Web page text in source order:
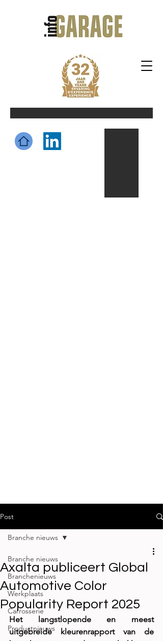
Post
Branche nieuws
Branchenieuws
Werkplaats
Carrosserie
Productnieuws
Branche nieuws
Axalta publiceert Global
Automotive Color
Popularity Report 2025
Het langstlopende en meest
uitgebreide kleurenrapport van de